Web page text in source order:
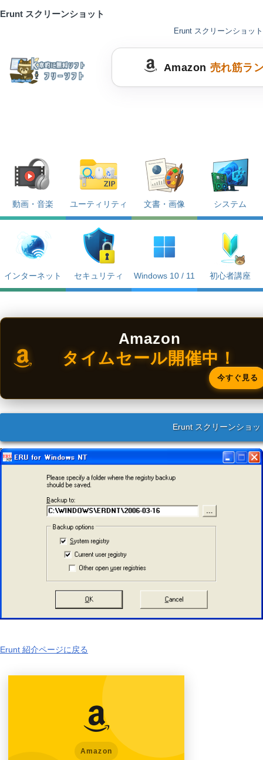
Erunt スクリーンショット
Erunt スクリーンショット
Amazon 売れ筋ラ
動画・音楽 ユーティリティ 文書・画像 システム
インターネット セキュリティ Windows 10 / 11 初心者講座
Amazon
タイムセール開催中！
今すぐ見る
Erunt スクリーンショッ
Erunt 紹介ページに戻る
Amazon